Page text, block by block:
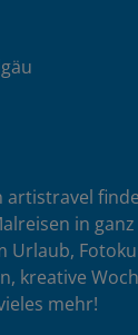
artistravel
in
Urlaub,
kreative
mehr!